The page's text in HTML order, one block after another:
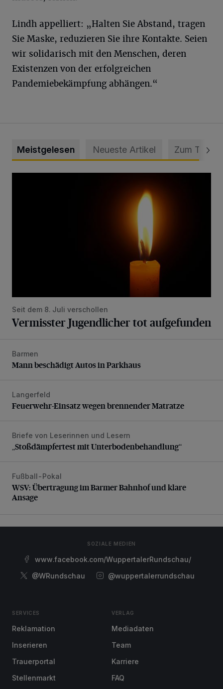
Lindh appelliert: „Halten Sie Abstand, tragen
Sie Maske, reduzieren Sie ihre Kontakte. Seien
wir solidarisch mit den Menschen, deren
Existenzen von der erfolgreichen
Pandemiebekämpfung abhängen.“
Meistgelesen Neueste Artikel Zum Thema
Seit dem 8. Juli verschollen
Vermisster Jugendlicher tot aufgefunden
Mann beschädigt Autos in Parkhaus
Barmen
Mann beschädigt Autos in Parkhaus
Feuerwehr-Einsatz wegen brennender Matratze
Langerfeld
Feuerwehr-Einsatz wegen brennender Matratze
„Stoßdämpfertest mit Unterbodenbehandlung“
Briefe von Leserinnen und Lesern
„Stoßdämpfertest mit Unterbodenbehandlung“
WSV: Übertragung im Barmer Bahnhof und klare Ansage
Fußball-Pokal
WSV: Übertragung im Barmer Bahnhof und klare
Ansage
SOZIALE MEDIEN
www.facebook.com/WuppertalerRundschau/
@WRundschau
@wuppertalerrundschau
SERVICES
Reklamation
Inserieren
Trauerportal
Stellenmarkt
VERLAG
Mediadaten
Team
Karriere
FAQ